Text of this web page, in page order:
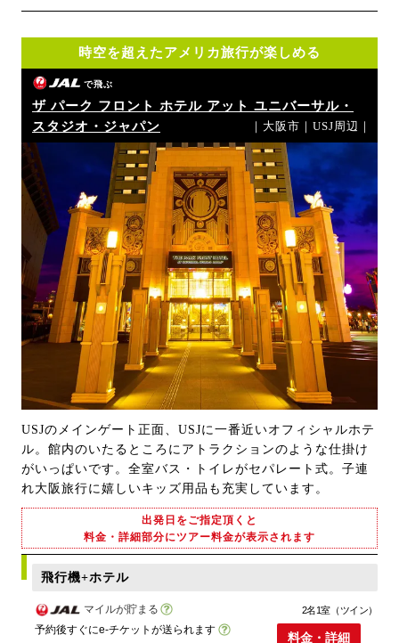
時空を超えたアメリカ旅行が楽しめる
で飛ぶ
ザ パーク フロント ホテル アット ユニバーサル・
スタジオ・ジャパン
｜大阪市｜USJ周辺｜
USJのメインゲート正面、USJに一番近いオフィシャルホテ
ル。館内のいたるところにアトラクションのような仕掛け
がいっぱいです。全室バス・トイレがセパレート式。子連
れ大阪旅行に嬉しいキッズ用品も充実しています。
出発日をご指定頂くと
料金・詳細部分にツアー料金が表示されます
飛行機+ホテル
マイルが貯まる
予約後すぐにe-チケットが送られます
2名1室（ツイン）
料金・詳細